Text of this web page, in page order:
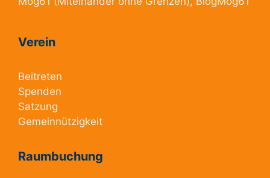
Verein
Beitreten
Spenden
Satzung
Gemeinnützigkeit
Raumbuchung